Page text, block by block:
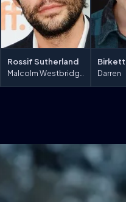
Rossif Sutherland
Malcolm Westbridge
Birkett
Darren